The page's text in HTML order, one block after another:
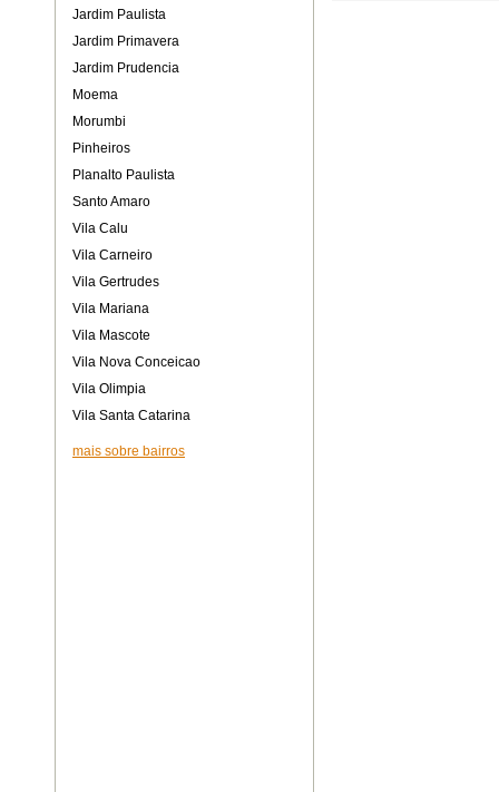
Jardim Paulista
Jardim Primavera
Jardim Prudencia
Moema
Morumbi
Pinheiros
Planalto Paulista
Santo Amaro
Vila Calu
Vila Carneiro
Vila Gertrudes
Vila Mariana
Vila Mascote
Vila Nova Conceicao
Vila Olimpia
Vila Santa Catarina
mais sobre bairros